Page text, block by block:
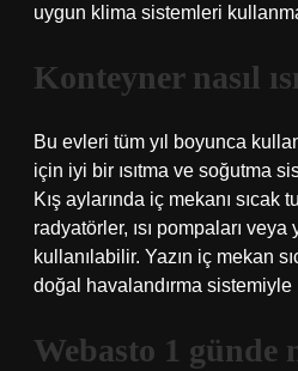
uygun klima sistemleri
Konteyner nasıl
Bu evleri tüm yıl boyunca
için iyi bir ısıtma ve soğutma
Kış aylarında iç mekanı sıcak
radyatörler, ısı pompaları veya
kullanılabilir. Yazın iç mekan
doğal havalandırma
Webasto 1 günde